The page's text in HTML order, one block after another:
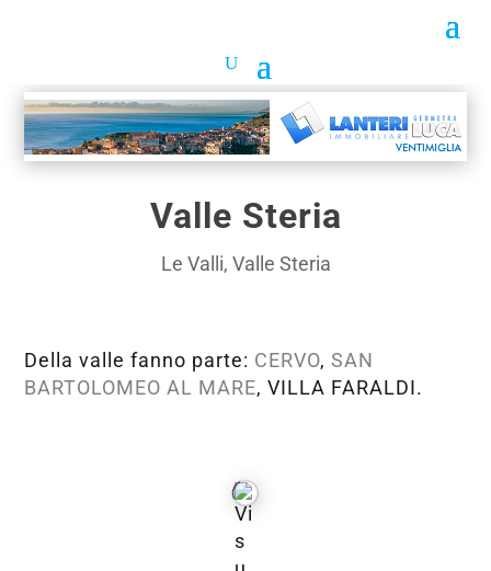
Valle Steria
Le Valli, Valle Steria
Della valle fanno parte: CERVO,SAN
BARTOLOMEO AL MARE, VILLA FARALDI.